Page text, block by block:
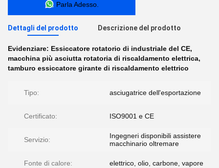
Parla Adesso.
Dettagli del prodotto Descrizione del prodotto
Evidenziare: Essiccatore rotatorio di industriale del CE,
macchina più asciutta rotatoria di riscaldamento elettrica,
tamburo essiccatore girante di riscaldamento elettrico
Tipo: asciugatrice dell'esportazione
Certificato: ISO9001 e CE
Servizio:
Ingegneri disponibili assistere
macchinario oltremare
Fonte di calore: elettrico, olio, carbone, vapore